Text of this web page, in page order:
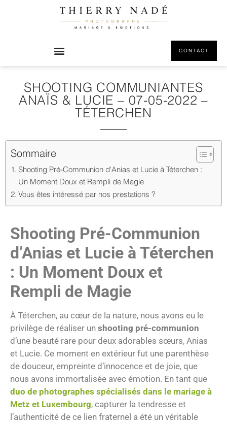
CONTACT
SHOOTING COMMUNIANTES
ANAÏS & LUCIE – 07-05-2022 –
TÉTERCHEN
Sommaire
Shooting Pré-Communion d'Anias et Lucie à Téterchen :
Un Moment Doux et Rempli de Magie
Vous êtes intéressé par nos prestations ?
Shooting Pré-Communion
d’Anias et Lucie à Téterchen
: Un Moment Doux et
Rempli de Magie
À Téterchen, au cœur de la nature, nous avons eu le
privilège de réaliser un shooting pré-communion
d’une beauté rare pour deux adorables sœurs, Anias
et Lucie. Ce moment en extérieur fut une parenthèse
de douceur, empreinte d’innocence et de joie, que
nous avons immortalisée avec émotion. En tant que
duo de photographes spécialisés dans le mariage à
Metz et Luxembourg, capturer la tendresse et
l’authenticité de ce lien fraternel a été un véritable